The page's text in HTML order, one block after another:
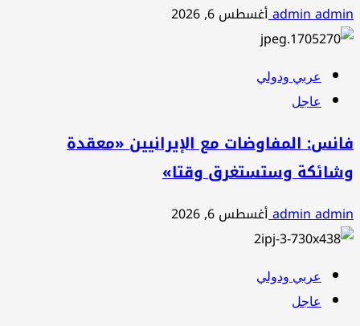
admin adminأغسطس 6, 2026
عربي ودولي
عاجل
فانس: المفاوضات مع الإيرانيين «معقدة
وشائكة وستستغرق وقتا»
admin adminأغسطس 6, 2026
عربي ودولي
عاجل